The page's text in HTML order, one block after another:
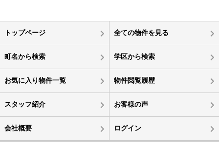
トップページ 全ての物件を見る
町名から検索 学区から検索
お気に入り物件一覧 物件閲覧履歴
スタッフ紹介 お客様の声
会社概要 ログイン